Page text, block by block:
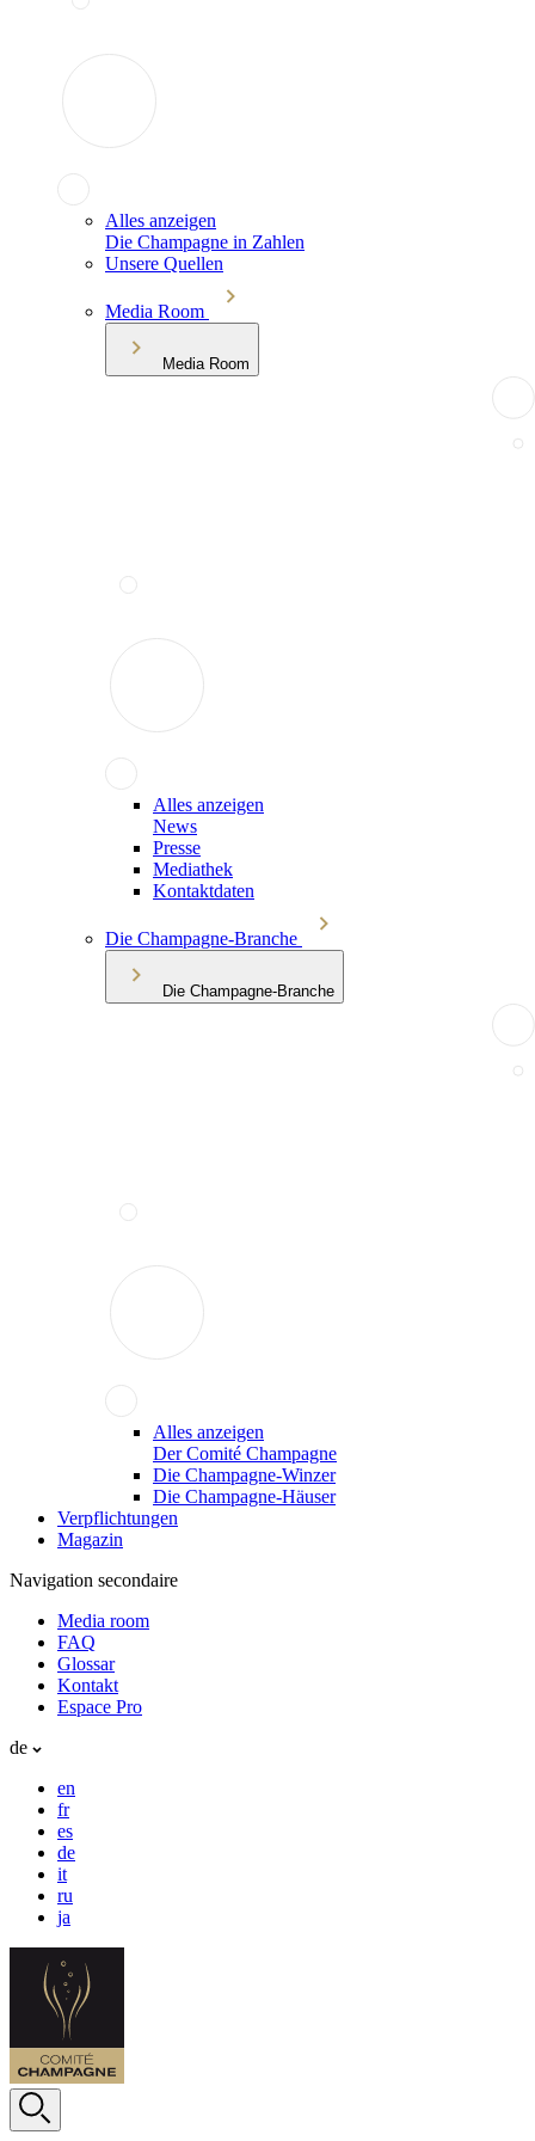
Alles anzeigen
Die Champagne in Zahlen
Unsere Quellen
Media Room
Media Room
Alles anzeigen
News
Presse
Mediathek
Kontaktdaten
Die Champagne-Branche
Die Champagne-Branche
Alles anzeigen
Der Comité Champagne
Die Champagne-Winzer
Die Champagne-Häuser
Verpflichtungen
Magazin
Navigation secondaire
Media room
FAQ
Glossar
Kontakt
Espace Pro
de
en
fr
es
de
it
ru
ja